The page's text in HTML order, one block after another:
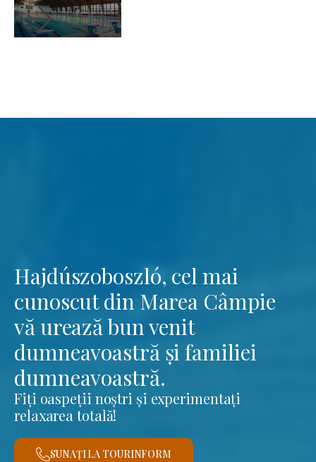
Hajdúszoboszló, cel mai
cunoscut din Marea Câmpie
vă urează bun venit
dumneavoastră și familiei
dumneavoastră.
Fiți oaspeții noștri și experimentați
relaxarea totală!
SUNAȚI LA TOURINFORM